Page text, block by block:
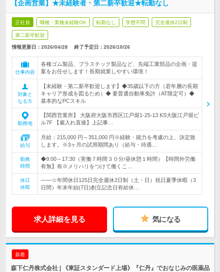
【企画営業】★未経験者・第二新卒歓迎★転勤なし
正社員 職種・業種未経験OK 転勤なし 学歴不問 完全週休2日制
第二新卒歓迎
情報更新日：2026/04/28 終了予定日： 2026/10/26
仕事内容
各種ゴム製品、プラスチック製品など、先端工業部品の企画・提
案をお任せします！長期就業しやすい環境！
対象と
なる方
【未経験・第二新卒歓迎します】◆35歳以下の方（若年層の長期
キャリア形成を図るため）◆ 要普通自動車免許（AT限定可）◆
基本的なPCスキル
勤務地
【関西営業所】 大阪府大阪市西区江戸堀1-25-13 KS大阪江戸堀ビ
ル7F 【雇入れ直後】上記事…
給与
月給：215,000 円～351,000 円※経験・能力を考慮の上、決定致
します。※3ヶ月の試用期間あり（給与・待遇…
勤務
時間
◆9:00～17:30（実働７時間３０分/昼休憩１時間）【時間外労働
有無】有※メリハリをつけて働くこ…
休日
休暇
――☆年間休日125日完全週休2日制（土・日）祝日夏季休暇（3
日間）年末年始(7日)創立記念日有給休…
求人詳細を見る 気になる
新着
森下仁丹株式会社 | 《東証スタンダード上場》『仁丹』でおなじみの医薬品